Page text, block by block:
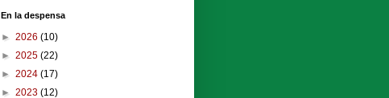
En la despensa
► 2026 (10)
► 2025 (22)
► 2024 (17)
► 2023 (12)